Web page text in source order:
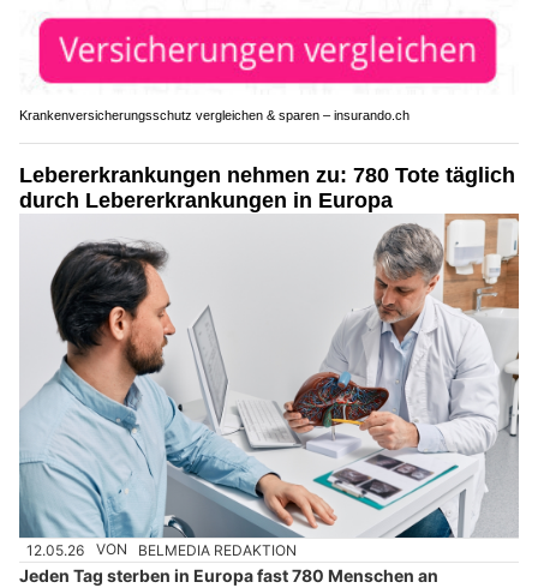
Krankenversicherungsschutz vergleichen & sparen – insurando.ch
Lebererkrankungen nehmen zu: 780 Tote täglich
durch Lebererkrankungen in Europa
12.05.26 VON BELMEDIA REDAKTION
Jeden Tag sterben in Europa fast 780 Menschen an